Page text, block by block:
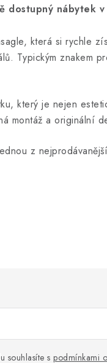
dostupný nábytek
která si rychle
Typickým znakem
který je nejen
montáž a originální
z
souhlasíte s podmínkami